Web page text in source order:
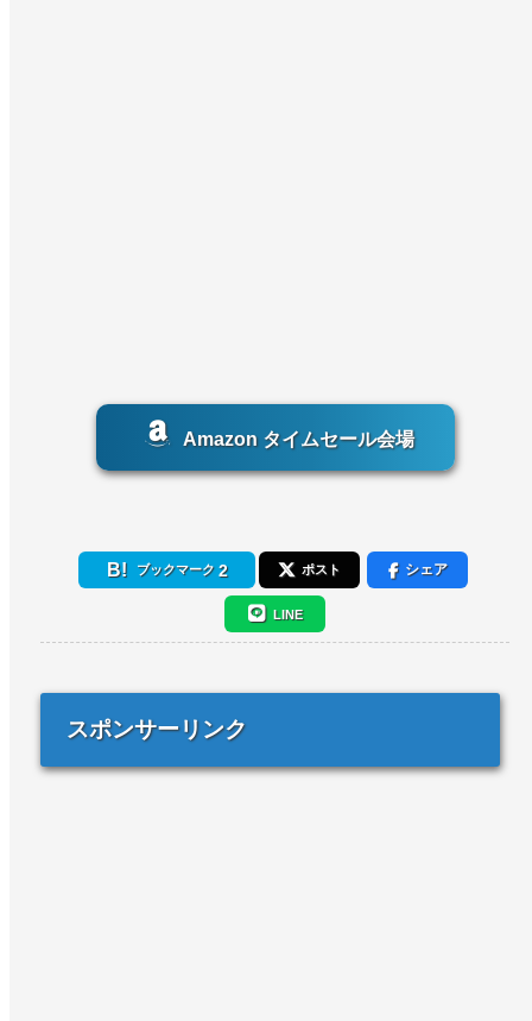
Amazon タイムセール会場
ブックマーク 2 ポスト シェア
LINE
スポンサーリンク